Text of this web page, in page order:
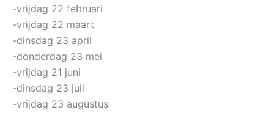
-vrijdag 22 februari
-vrijdag 22 maart
-dinsdag 23 april
-donderdag 23 mei
-vrijdag 21 juni
-dinsdag 23 juli
-vrijdag 23 augustus